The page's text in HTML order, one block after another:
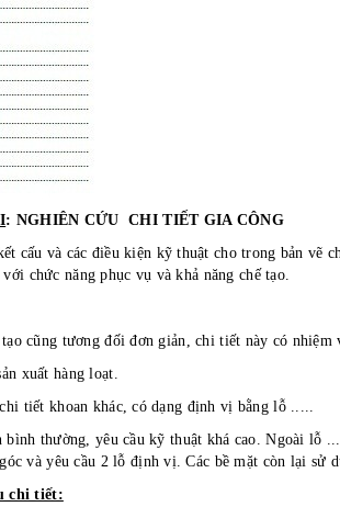
: NGHIÊN CỨU CHI TIẾT GIA CÔNG
và các điều kiện kỹ thuật cho trong bản vẽ
chức năng phục vụ và khả năng chế tạo.
tương đối đơn giản, chi tiết này có nhiệm
xuất hàng loạt.
khoan khác, có dạng định vị bằng lỗ .....
thường, yêu cầu kỹ thuật khá cao. Ngoài lỗ
và yêu cầu 2 lỗ định vị. Các bề mặt còn lại sử
chi tiết: